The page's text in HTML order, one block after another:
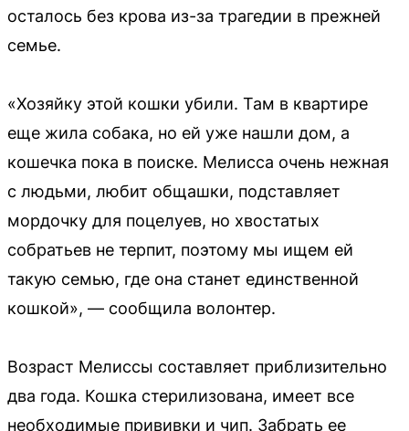
осталось без крова из-за трагедии в прежней
семье.
«Хозяйку этой кошки убили. Там в квартире
еще жила собака, но ей уже нашли дом, а
кошечка пока в поиске. Мелисса очень нежная
с людьми, любит общашки, подставляет
мордочку для поцелуев, но хвостатых
собратьев не терпит, поэтому мы ищем ей
такую семью, где она станет единственной
кошкой», — сообщила волонтер.
Возраст Мелиссы составляет приблизительно
два года. Кошка стерилизована, имеет все
необходимые прививки и чип. Забрать ее